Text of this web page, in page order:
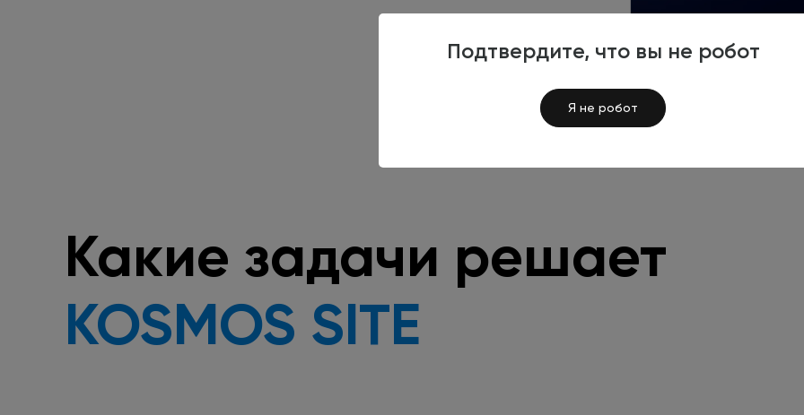
Подтвердите, что вы не робот
Я не робот
Какие задачи решает
KOSMOS SITE